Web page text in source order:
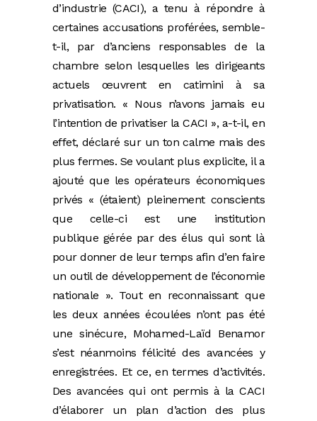
d’industrie (CACI), a tenu à répondre à
certaines accusations proférées, semble-
t-il, par d’anciens responsables de la
chambre selon lesquelles les dirigeants
actuels œuvrent en catimini à sa
privatisation. « Nous n’avons jamais eu
l’intention de privatiser la CACI », a-t-il, en
effet, déclaré sur un ton calme mais des
plus fermes. Se voulant plus explicite, il a
ajouté que les opérateurs économiques
privés « (étaient) pleinement conscients
que celle-ci est une institution
publique gérée par des élus qui sont là
pour donner de leur temps afin d’en faire
un outil de développement de l’économie
nationale ». Tout en reconnaissant que
les deux années écoulées n’ont pas été
une sinécure, Mohamed-Laïd Benamor
s’est néanmoins félicité des avancées y
enregistrées. Et ce, en termes d’activités.
Des avancées qui ont permis à la CACI
d’élaborer un plan d’action des plus